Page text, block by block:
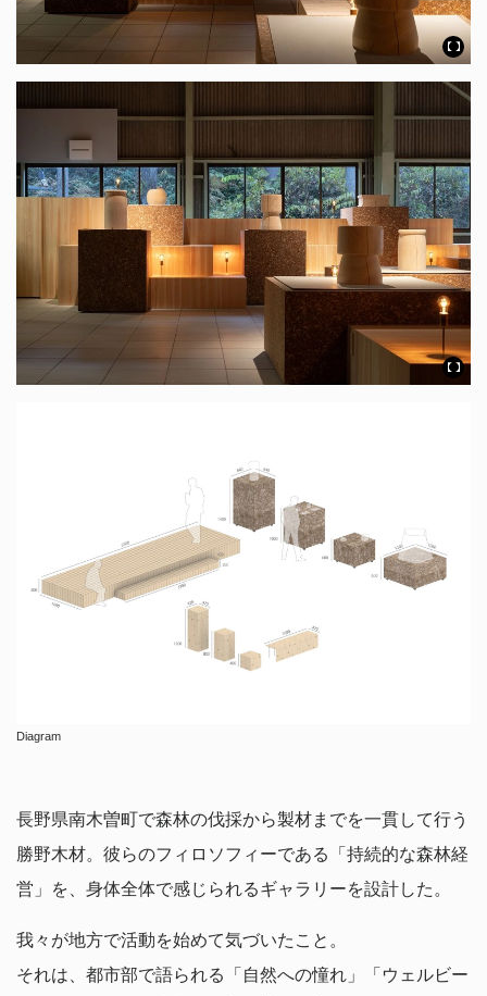
Diagram
長野県南木曽町で森林の伐採から製材までを一貫して行う
勝野木材。彼らのフィロソフィーである「持続的な森林経
営」を、身体全体で感じられるギャラリーを設計した。
我々が地方で活動を始めて気づいたこと。
それは、都市部で語られる「自然への憧れ」「ウェルビー